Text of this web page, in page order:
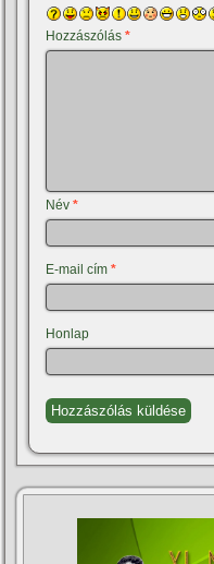
Hozzászólás*
Név*
E-mail cím*
Honlap